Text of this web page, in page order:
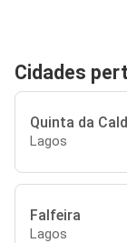
Cidades
Quinta da
Lagos
Falfeira
Lagos